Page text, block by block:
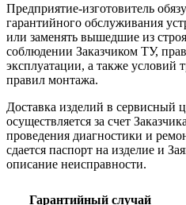
Предприятие-изготовитель
гарантийного обслуживания
или заменять вышедшие из
соблюдении Заказчиком ТУ,
эксплуатации, а также условий
правил монтажа.
Доставка изделий в сервисный
осуществляется за счет
проведения диагностики и
сдается паспорт на изделие и
описание неисправности.
Гарантийный случай